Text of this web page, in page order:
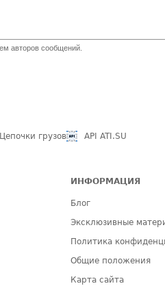
авторов сообщений.
Цепочки грузов API ATI.SU
ИНФОРМАЦИЯ
Блог
Эксклюзивные
Политика
Общие положения
Карта сайта